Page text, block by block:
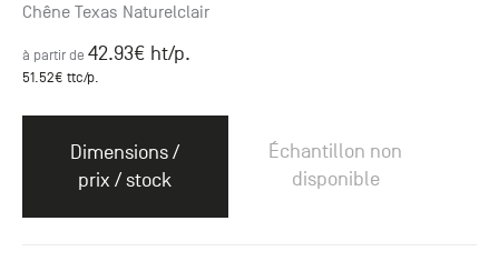
Chêne Texas Naturelclair
à partir de 42.93€ ht/p.
51.52€ ttc/p.
Dimensions /
prix / stock
Échantillon non
disponible